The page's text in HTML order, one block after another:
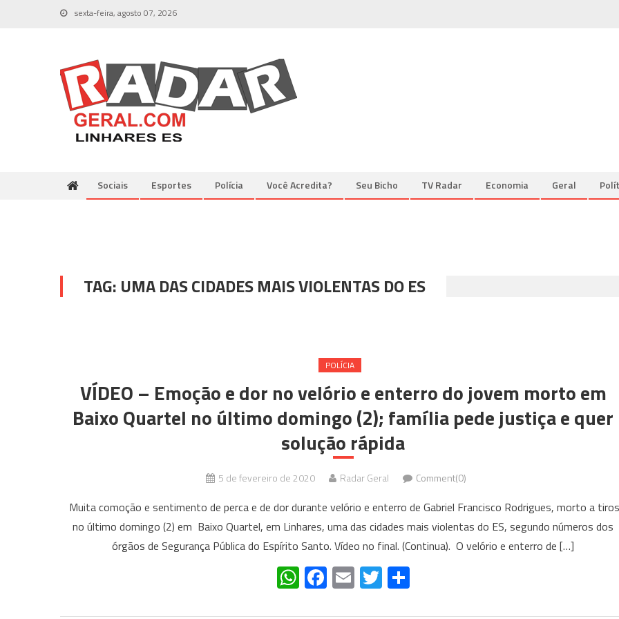
sexta-feira, agosto 07, 2026
Sociais Esportes Polícia Você Acredita? Seu Bicho TV Radar Economia Geral
TAG: UMA DAS CIDADES MAIS VIOLENTAS DO ES
POLÍCIA
VÍDEO – Emoção e dor no velório e enterro do jovem morto em
Baixo Quartel no último domingo (2); família pede justiça e quer
solução rápida
5 de fevereiro de 2020 Radar Geral Comment(0)
Muita comoção e sentimento de perca e de dor durante velório e enterro de Gabriel Francisco Rodrigues, morto a tiros
no último domingo (2) em Baixo Quartel, em Linhares, uma das cidades mais violentas do ES, segundo números dos
órgãos de Segurança Pública do Espírito Santo. Vídeo no final. (Continua). O velório e enterro de […]
WhatsApp
Facebook
EmailTwitter
Share